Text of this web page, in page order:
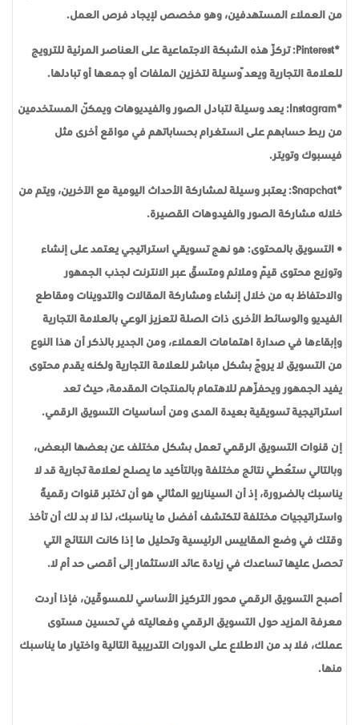
من العملاء المستهدفين، وهو مخصص لإيجاد فرص العمل.
*Pinterest: تركّز هذه الشبكة الاجتماعية على العناصر المرئية للترويج
للعلامة التجارية ويعدّ وسيلة لتخزين الملفات أو جمعها أو تبادلها.
*Instagram: يعد وسيلة لتبادل الصور والفيديوهات ويمكّن المستخدمين
من ربط حسابهم على انستغرام بحساباتهم في مواقع أخرى مثل
فيسبوك وتويتر.
*Snapchat: يعتبر وسيلة لمشاركة الأحداث اليومية مع الآخرين، ويتم من
خلاله مشاركة الصور والفيدوهات القصيرة.
• التسويق بالمحتوى: هو نهج تسويقي استراتيجي يعتمد على إنشاء
وتوزيع محتوى قيّم وملائم ومتسّق عبر الانترنت لجذب الجمهور
والاحتفاظ به من خلال إنشاء ومشاركة المقالات والتدوينات ومقاطع
الفيديو والوسائط الأخرى ذات الصلة لتعزيز الوعي بالعلامة التجارية
وإبقاءها في صدارة اهتمامات العملاء، ومن الجدير بالذكر أن هذا النوع
من التسويق لا يروّج بشكل مباشر للعلامة التجارية ولكنه يقدم محتوى
يفيد الجمهور ويحفّزهم للاهتمام بالمنتجات المقدمة، حيث تعد
استراتيجية تسويقية بعيدة المدى ومن أساسيات التسويق الرقمي.
إن قنوات التسويق الرقمي تعمل بشكل مختلف عن بعضها البعض،
وبالتالي ستُعطي نتائج مختلفة وبالتأكيد ما يصلح لعلامة تجارية قد لا
يناسبك بالضرورة، إذ أن السيناريو المثالي هو أن تختبر قنوات رقميّة
واستراتيجيات مختلفة لتكتشف أفضل ما يناسبك، لذا لا بد لك أن تأخذ
وقتك في وضع المقاييس الرئيسية وتحليل ما إذا كانت النتائج التي
تحصل عليها تساعدك في زيادة عائد الاستثمار إلى أقصى حد أم لا.
أصبح التسويق الرقمي محور التركيز الأساسي للمسوّقين، فإذا أردت
معرفة المزيد حول التسويق الرقمي وفعاليته في تحسين مستوى
عملك، فلا بد من الاطلاع على الدورات التدريبية التالية واختيار ما يناسبك
منها.